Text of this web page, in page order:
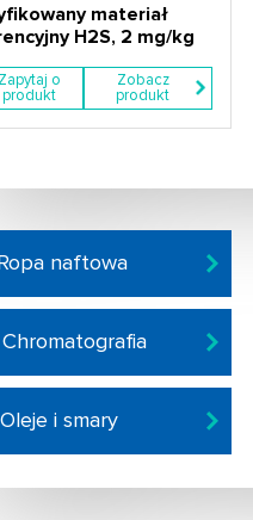
materiał
H2S, 2 mg/kg
Zapytaj o
produkt
Zobacz
produkt
naftowa
Chromatografia
Oleje i smary